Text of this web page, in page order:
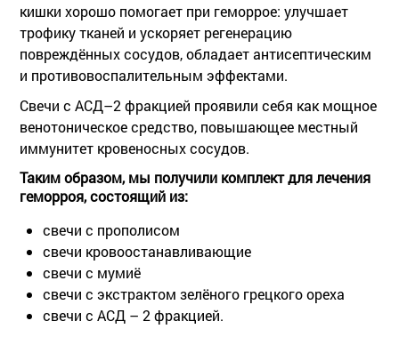
кишки хорошо помогает при геморрое: улучшает
трофику тканей и ускоряет регенерацию
повреждённых сосудов, обладает антисептическим
и противовоспалительным эффектами.
Свечи с АСД–2 фракцией проявили себя как мощное
венотоническое средство, повышающее местный
иммунитет кровеносных сосудов.
Таким образом, мы получили комплект для лечения
геморроя, состоящий из:
свечи с прополисом
свечи кровоостанавливающие
свечи с мумиё
свечи с экстрактом зелёного грецкого ореха
свечи с АСД – 2 фракцией.